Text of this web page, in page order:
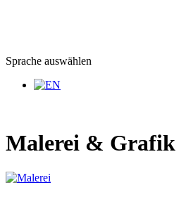
Sprache auswählen
Malerei & Grafik